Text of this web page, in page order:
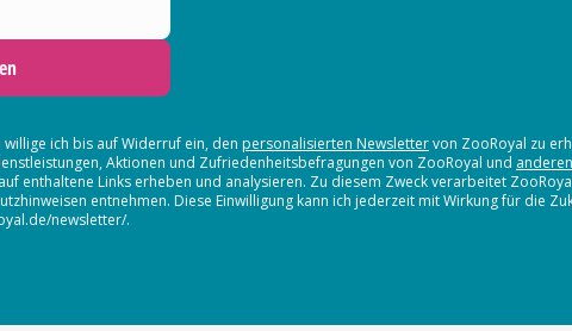
ich bis auf Widerruf ein, den personalisierten Newslettervon ZooRoyal zu
Aktionen und Zufriedenheitsbefragungen von ZooRoyal und
enthaltene Links erheben und analysieren. Zu diesem Zweck verarbeitet
entnehmen. Diese Einwilligung kann ich jederzeit mit Wirkung für die
newsletter/.